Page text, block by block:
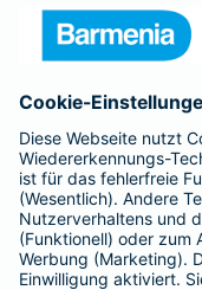
Barmenia